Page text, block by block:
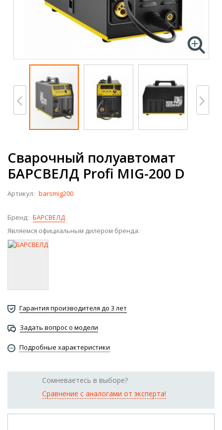
Сварочный полуавтомат
БАРСВЕЛД Profi MIG-200 D
Артикул: barsmig200
Бренд: БАРСВЕЛД
Являемся официальным дилером бренда:
Гарантия производителя до 3 лет
Задать вопрос о модели
Подробные характеристики
Сомневаетесь в выборе?
Сравнение с аналогами от эксперта!